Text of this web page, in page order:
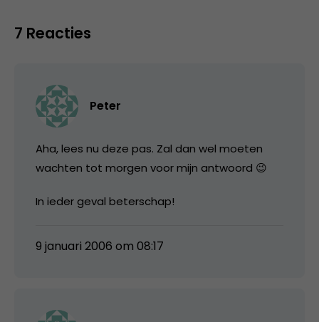
7 Reacties
Peter
Aha, lees nu deze pas. Zal dan wel moeten
wachten tot morgen voor mijn antwoord 😉
In ieder geval beterschap!
9 januari 2006 om 08:17